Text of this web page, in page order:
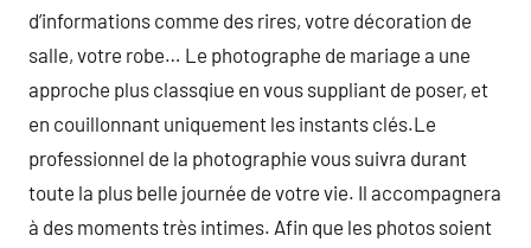
d’informations comme des rires, votre décoration de
salle, votre robe… Le photographe de mariage a une
approche plus classqiue en vous suppliant de poser, et
en couillonnant uniquement les instants clés.Le
professionnel de la photographie vous suivra durant
toute la plus belle journée de votre vie. Il accompagnera
à des moments très intimes. Afin que les photos soient